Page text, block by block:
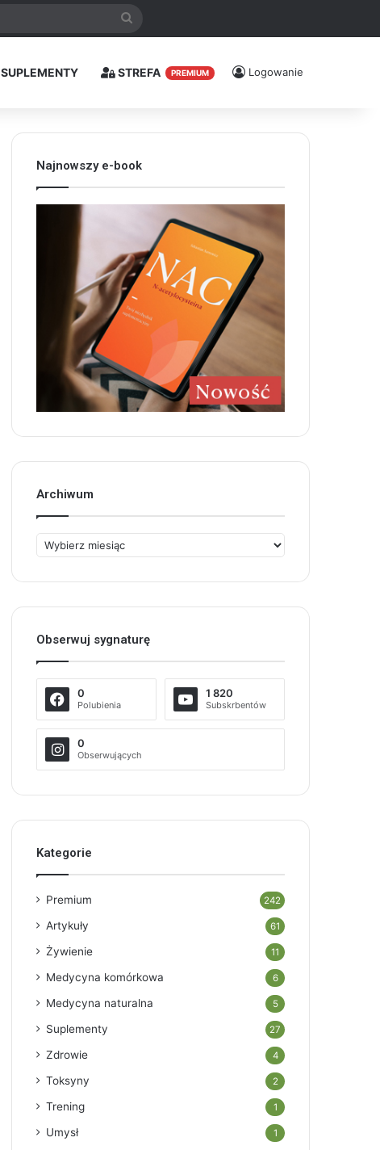
SUPLEMENTY STREFA PREMIUM Logowanie
Najnowszy e-book
Archiwum
Archiwum
Obserwuj sygnaturę
0
Polubienia
1 820
Subskrbentów
0
Obserwujących
Kategorie
Premium 242
Artykuły 61
Żywienie 11
Medycyna komórkowa 6
Medycyna naturalna 5
Suplementy 27
Zdrowie 4
Toksyny 2
Trening 1
Umysł 1